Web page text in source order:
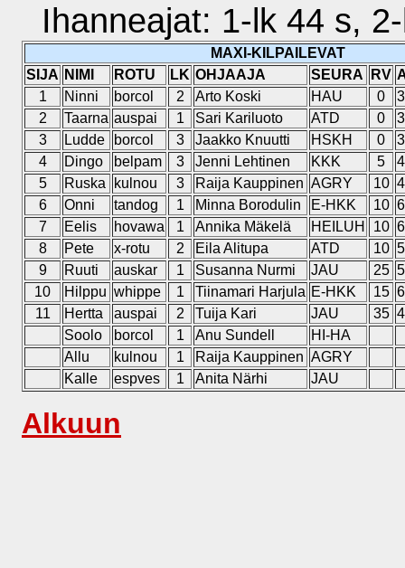
Ihanneajat: 1-lk 44 s,
MAXI-KILPAILEVAT
SIJA NIMI ROTU LK OHJAAJA SEURA RV
1
Ninni borcol 2 Arto Koski HAU 0
2
Taarna auspai 1 Sari Kariluoto ATD 0
3
Ludde borcol 3 Jaakko Knuutti HSKH 0
4
Dingo belpam 3 Jenni Lehtinen KKK 5
5
Ruska kulnou 3 Raija Kauppinen AGRY 10
6
Onni tandog 1 Minna Borodulin E-HKK 10
7
Eelis hovawa 1 Annika Mäkelä HEILUH 10
8
Pete x-rotu 2 Eila Alitupa ATD 10
9
Ruuti auskar 1 Susanna Nurmi JAU 25
10
Hilppu whippe 1 Tiinamari Harjula E-HKK 15
11
Hertta auspai 2 Tuija Kari JAU 35
Soolo
borcol 1 Anu Sundell
HI-HA
Allu
kulnou 1 Raija Kauppinen AGRY
Kalle
espves 1 Anita Närhi JAU
Alkuun